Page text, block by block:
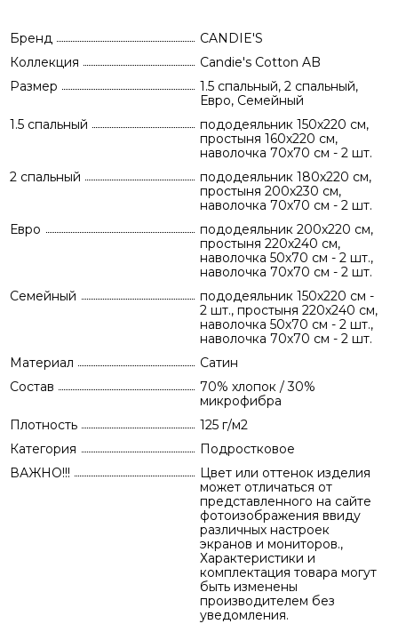
Бренд
CANDIE'S
Коллекция
Candie's Cotton AB
Размер
1.5 спальный, 2 спальный,
Евро, Семейный
1.5 спальный
пододеяльник 150х220 см,
простыня 160х220 см,
наволочка 70х70 см - 2 шт.
2 спальный
пододеяльник 180х220 см,
простыня 200х230 см,
наволочка 70х70 см - 2 шт.
Евро
пододеяльник 200х220 см,
простыня 220х240 см,
наволочка 50х70 см - 2 шт.,
наволочка 70х70 см - 2 шт.
Семейный
пододеяльник 150х220 см -
2 шт., простыня 220х240 см,
наволочка 50х70 см - 2 шт.,
наволочка 70х70 см - 2 шт.
Материал
Сатин
Состав
70% хлопок / 30%
микрофибра
Плотность
125 г/м2
Категория
Подростковое
ВАЖНО!!!
Цвет или оттенок изделия
может отличаться от
представленного на сайте
фотоизображения ввиду
различных настроек
экранов и мониторов.,
Характеристики и
комплектация товара могут
быть изменены
производителем без
уведомления.